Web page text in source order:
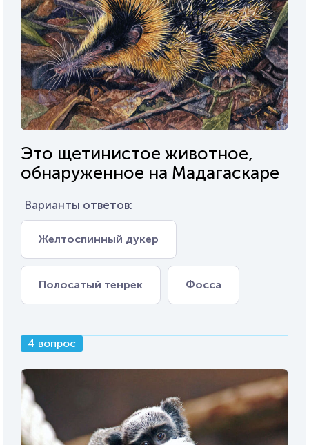
Это щетинистое животное,
обнаруженное на Мадагаскаре
Варианты ответов:
Желтоспинный дукер
Полосатый тенрек Фосса
4 вопрос